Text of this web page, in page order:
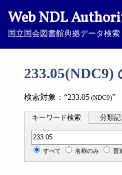
Web NDL
国立国会図書館典拠データ検
233.05(NDC9)
検索対象：“233.05 (NDC9)”
キーワード検索 分類
分類記号検索
すべて 名称のみ 普